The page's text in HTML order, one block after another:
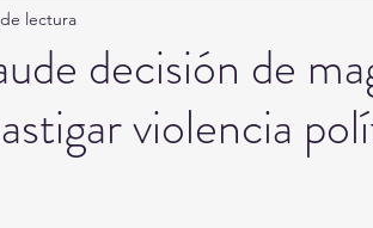
Cultura y Espectáculos
Nacionales Internacionales
decisión de
violencia
lectura